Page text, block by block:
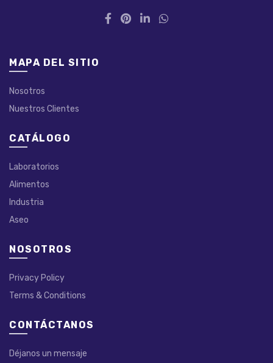
MAPA DEL SITIO
Nosotros
Nuestros Clientes
CATÁLOGO
Laboratorios
Alimentos
Industria
Aseo
NOSOTROS
Privacy Policy
Terms & Conditions
CONTÁCTANOS
Déjanos un mensaje